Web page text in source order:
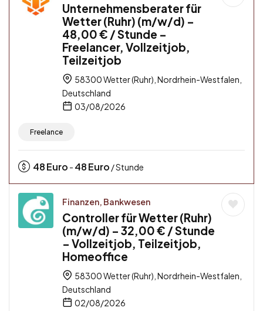
Unternehmensberater für
Wetter (Ruhr) (m/w/d) –
48,00 € / Stunde –
Freelancer, Vollzeitjob,
Teilzeitjob
58300 Wetter (Ruhr), Nordrhein-Westfalen,
Deutschland
03/08/2026
Freelance
48Euro - 48Euro / Stunde
Finanzen, Bankwesen
Controller für Wetter (Ruhr)
(m/w/d) – 32,00 € / Stunde
– Vollzeitjob, Teilzeitjob,
Homeoffice
58300 Wetter (Ruhr), Nordrhein-Westfalen,
Deutschland
02/08/2026